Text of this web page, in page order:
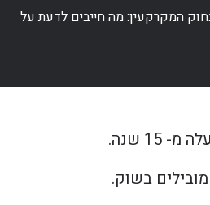
המקרקעין: מה חייבים לדעת על
15 שנה.
בשוק.